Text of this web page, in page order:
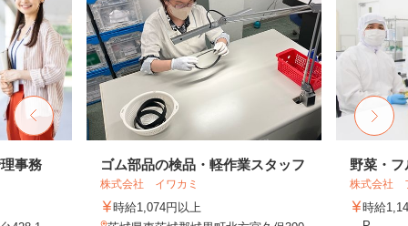
事務 ゴム部品の検品・軽作業スタッフ
株式会社 イワカミ
時給1,074円以上
野菜・
株式会社
時給